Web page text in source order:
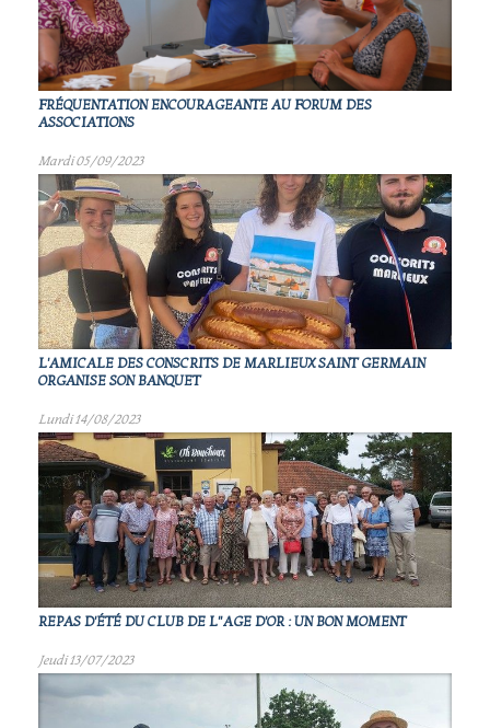
FRÉQUENTATION ENCOURAGEANTE AU FORUM DES
ASSOCIATIONS
Mardi 05/09/2023
L'AMICALE DES CONSCRITS DE MARLIEUX SAINT GERMAIN
ORGANISE SON BANQUET
Lundi 14/08/2023
REPAS D'ÉTÉ DU CLUB DE L"AGE D'OR : UN BON MOMENT
Jeudi 13/07/2023